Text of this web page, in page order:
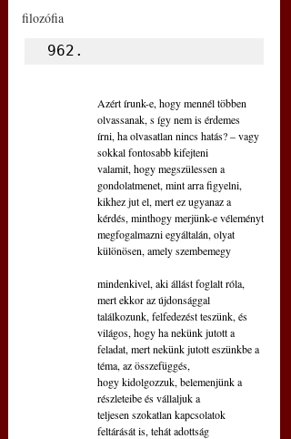
filozófia
962.
Azért írunk-e, hogy mennél többen
olvassanak, s így nem is érdemes
írni, ha olvasatlan nincs hatás? – vagy
sokkal fontosabb kifejteni
valamit, hogy megszülessen a
gondolatmenet, mint arra figyelni,
kikhez jut el, mert ez ugyanaz a
kérdés, minthogy merjünk-e véleményt
megfogalmazni egyáltalán, olyat
különösen, amely szembemegy
mindenkivel, aki állást foglalt róla,
mert ekkor az újdonsággal
találkozunk, felfedezést teszünk, és
világos, hogy ha nekünk jutott a
feladat, mert nekünk jutott eszünkbe a
téma, az összefüggés,
hogy kidolgozzuk, belemenjünk a
részleteibe és vállaljuk a
teljesen szokatlan kapcsolatok
feltárását is, tehát adottság